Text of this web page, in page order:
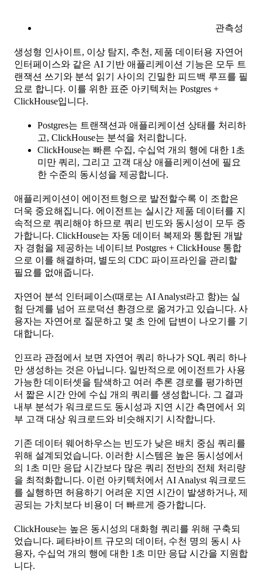
관측성
생성형 인사이트, 이상 탐지, 추천, 제품 데이터용 자연어
인터페이스와 같은 AI 기반 애플리케이션 기능은 모두 트
랜잭션 쓰기와 분석 읽기 사이의 긴밀한 피드백 루프를 필
요로 합니다. 이를 위한 표준 아키텍처는 Postgres +
ClickHouse입니다.
Postgres는 트랜잭션과 애플리케이션 상태를 처리하
고, ClickHouse는 분석을 처리합니다.
ClickHouse는 빠른 수집, 수십억 개의 행에 대한 1초
미만 쿼리, 그리고 고객 대상 애플리케이션에 필요
한 수준의 동시성을 제공합니다.
애플리케이션이 에이전트형으로 발전할수록 이 조합은
더욱 중요해집니다. 에이전트는 실시간 제품 데이터를 지
속적으로 쿼리해야 하므로 쿼리 빈도와 동시성이 모두 증
가합니다. ClickHouse는 자동 데이터 복제와 통합된 개발
자 경험을 제공하는 네이티브 Postgres + ClickHouse 통합
으로 이를 해결하며, 별도의 CDC 파이프라인을 관리할
필요를 없애줍니다.
자연어 분석 인터페이스(때로는 AI Analyst라고 함)는 실
험 단계를 넘어 프로덕션 환경으로 옮겨가고 있습니다. 사
용자는 자연어로 질문하고 몇 초 안에 답변이 나오기를 기
대합니다.
인프라 관점에서 보면 자연어 쿼리 하나가 SQL 쿼리 하나
만 생성하는 것은 아닙니다. 일반적으로 에이전트가 사용
가능한 데이터셋을 탐색하고 여러 추론 경로를 평가하면
서 짧은 시간 안에 수십 개의 쿼리를 생성합니다. 그 결과
내부 분석가 워크로드도 동시성과 지연 시간 측면에서 외
부 고객 대상 워크로드와 비슷해지기 시작합니다.
기존 데이터 웨어하우스는 빈도가 낮은 배치 중심 쿼리를
위해 설계되었습니다. 이러한 시스템은 높은 동시성에서
의 1초 미만 응답 시간보다 많은 쿼리 전반의 전체 처리량
을 최적화합니다. 이런 아키텍처에서 AI Analyst 워크로드
를 실행하면 허용하기 어려운 지연 시간이 발생하거나, 제
공되는 가치보다 비용이 더 빠르게 증가합니다.
ClickHouse는 높은 동시성의 대화형 쿼리를 위해 구축되
었습니다. 페타바이트 규모의 데이터, 수천 명의 동시 사
용자, 수십억 개의 행에 대한 1초 미만 응답 시간을 지원합
니다.